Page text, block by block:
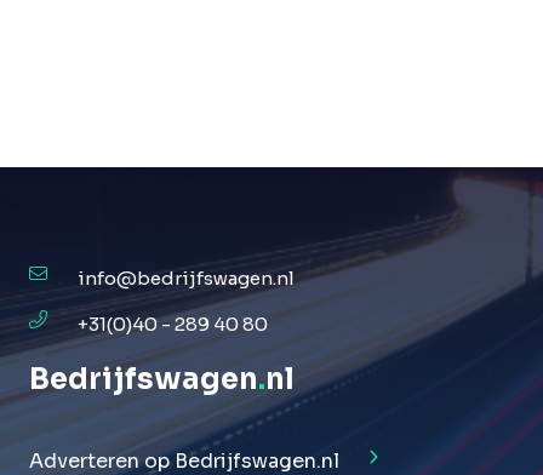
info@bedrijfswagen.nl
+31(0)40 - 289 40 80
Bedrijfswagen.nl
Adverteren op Bedrijfswagen.nl